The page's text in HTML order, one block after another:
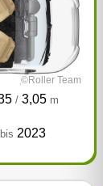
©Roller Team
/ 3,05 m
bis 2023